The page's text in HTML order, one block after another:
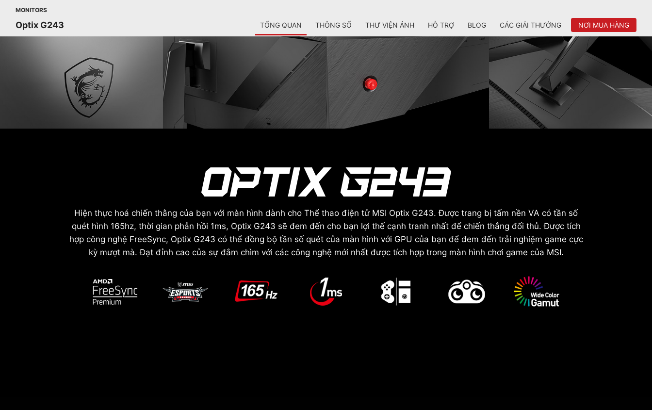
MONITORS
Optix G243 TỔNG QUAN THÔNG SỐ THƯ VIỆN ẢNH HỖ TRỢ BLOG CÁC GIẢI THƯỞNG NƠI MUA HÀNG
Hiện thực hoá chiến thằng của bạn với màn hình dành cho Thể thao điện tử MSI Optix G243. Được trang bị tấm nền VA có tần số
quét hình 165hz, thời gian phản hồi 1ms, Optix G243 sẽ đem đến cho bạn lợi thế cạnh tranh nhất để chiến thắng đối thủ. Được tích
hợp công nghệ FreeSync, Optix G243 có thể đồng bộ tần số quét của màn hình với GPU của bạn để đem đến trải nghiệm game cực
kỳ mượt mà. Đạt đỉnh cao của sự đắm chìm với các công nghệ mới nhất được tích hợp trong màn hình chơi game của MSI.